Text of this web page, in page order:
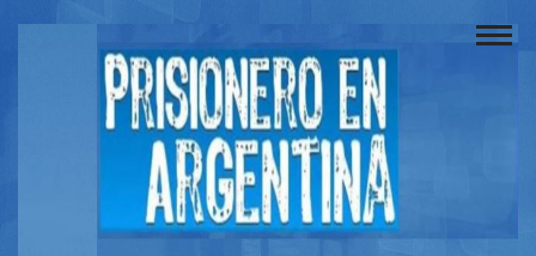
Buscador
Documentos